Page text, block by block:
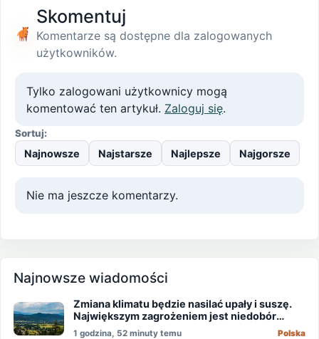
Skomentuj
Komentarze są dostępne dla zalogowanych
użytkowników.
Tylko zalogowani użytkownicy mogą
komentować ten artykuł. Zaloguj się.
Sortuj:
Najnowsze Najstarsze Najlepsze Najgorsze
Nie ma jeszcze komentarzy.
Najnowsze wiadomości
Zmiana klimatu będzie nasilać upały i suszę.
Największym zagrożeniem jest niedobór
wody
1 godzina, 52 minuty temu Polska